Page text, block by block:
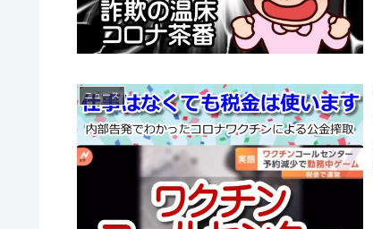
ニュース